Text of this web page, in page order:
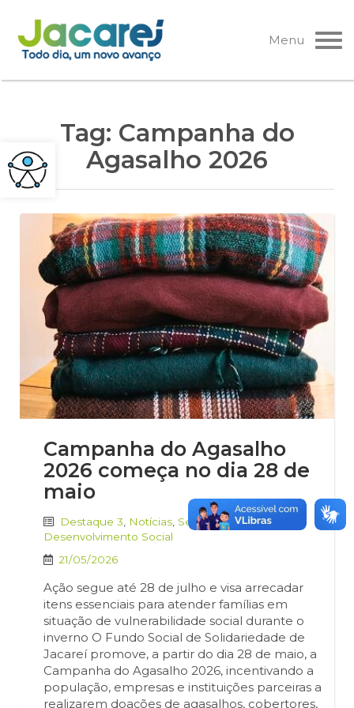
Pular
para
o
Menu
Tag: Campanha do
Agasalho 2026
Campanha do Agasalho
2026 começa no dia 28 de
maio
Destaque 3 Notícias Secretaria de
Desenvolvimento Social
21/05/2026
Ação segue até 28 de julho e visa arrecadar
itens essenciais para atender famílias em
situação de vulnerabilidade social durante o
inverno O Fundo Social de Solidariedade de
Jacareí promove, a partir do dia 28 de maio, a
Campanha do Agasalho 2026, incentivando a
população, empresas e instituições parceiras a
realizarem doações de agasalhos, cobertores,